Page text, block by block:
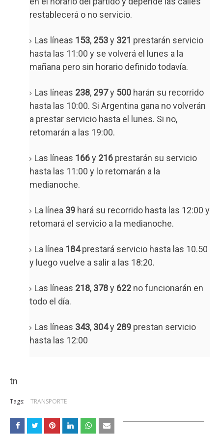
restablecerá o no servicio.
Las líneas 153, 253y 321 prestarán servicio
hasta las 11:00 y se volverá el lunes a la
mañana pero sin horario definido todavía.
Las líneas 238, 297y 500 harán su recorrido
hasta las 10:00. Si Argentina gana no volverán
a prestar servicio hasta el lunes. Si no,
retomarán a las 19:00.
Las líneas 166y 216 prestarán su servicio
hasta las 11:00 y lo retomarán a la
medianoche.
La línea 39 hará su recorrido hasta las 12:00 y
retomará el servicio a la medianoche.
La línea 184prestará servicio hasta las 10.50
y luego vuelve a salir a las 18:20.
Las líneas 218, 378y 622 no funcionarán en
todo el día.
Las líneas 343, 304y 289 prestan servicio
hasta las 12:00
tn
Tags: TRANSPORTE